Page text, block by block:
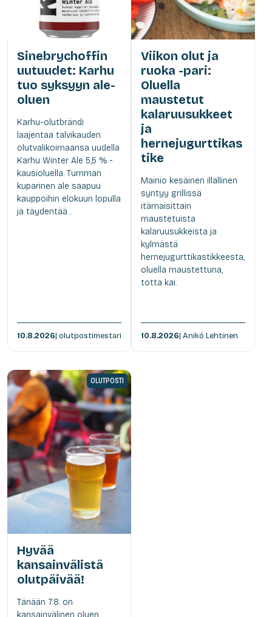
Sinebrychoffin
uutuudet: Karhu
tuo syksyyn ale-
oluen
Karhu-olutbrändi
laajentaa talvikauden
olutvalikoimaansa uudella
Karhu Winter Ale 5,5 % -
kausioluella. Tumman
kuparinen ale saapuu
kauppoihin elokuun lopulla
ja täydentää...
10.8.2026| olutpostimestari
Viikon olut ja
ruoka -pari:
Oluella
maustetut
kalaruusukkeet
ja
hernejugurttikas
tike
Mainio kesäinen illallinen
syntyy grillissä
itämaisittain
maustetuista
kalaruusukkeista ja
kylmästä
hernejugurttikastikkeesta,
oluella maustettuna,
totta kai.
10.8.2026| Anikó Lehtinen
OLUTPOSTI
Hyvää
kansainvälistä
olutpäivää!
Tänään 7.8. on